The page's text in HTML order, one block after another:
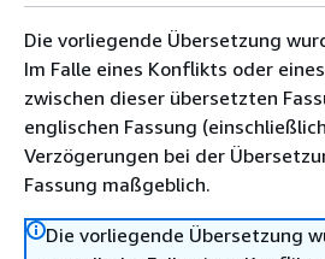
Die vorliegende Übersetzung
Im Falle eines Konflikts oder
zwischen dieser übersetzten
englischen Fassung
Verzögerungen bei der
Fassung maßgeblich.
Die vorliegende Übersetzung